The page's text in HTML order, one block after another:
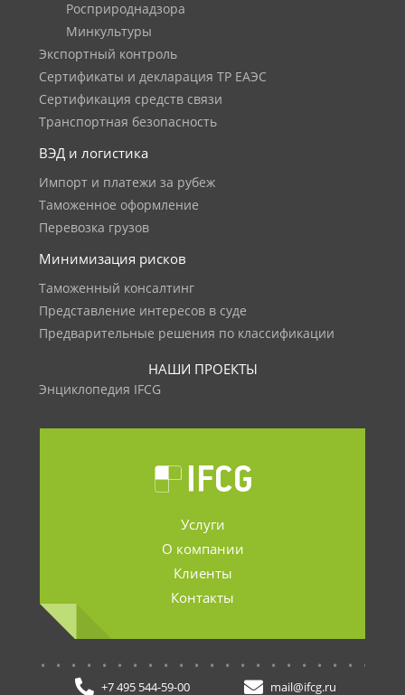
Росприроднадзора
Минкультуры
Экспортный контроль
Сертификаты и декларация ТР ЕАЭС
Сертификация средств связи
Транспортная безопасность
ВЭД и логистика
Импорт и платежи за рубеж
Таможенное оформление
Перевозка грузов
Минимизация рисков
Таможенный консалтинг
Представление интересов в суде
Предварительные решения по классификации
НАШИ ПРОЕКТЫ
Энциклопедия IFCG
Услуги
О компании
Клиенты
Контакты
+7 495 544-59-00 mail@ifcg.ru